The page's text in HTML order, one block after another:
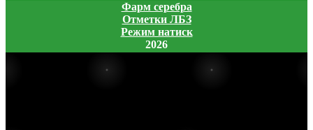
Фарм серебра
Отметки ЛБЗ
Режим натиск
2026